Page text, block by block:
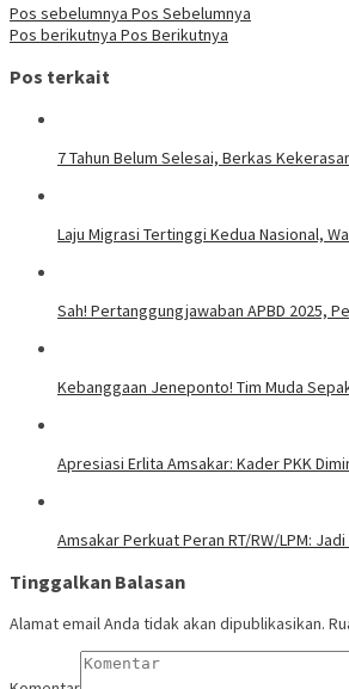
Pos sebelumnya Pos Sebelumnya
Pos berikutnya Pos Berikutnya
Pos terkait
7 Tahun Belum Selesai, Berkas
Laju Migrasi Tertinggi Kedua Nasional,
Sah! Pertanggungjawaban APBD 2025,
Kebanggaan Jeneponto! Tim Muda
Apresiasi Erlita Amsakar: Kader PKK
Amsakar Perkuat Peran RT/RW/LPM:
Tinggalkan Balasan
Alamat email Anda tidak akan dipublikasikan.